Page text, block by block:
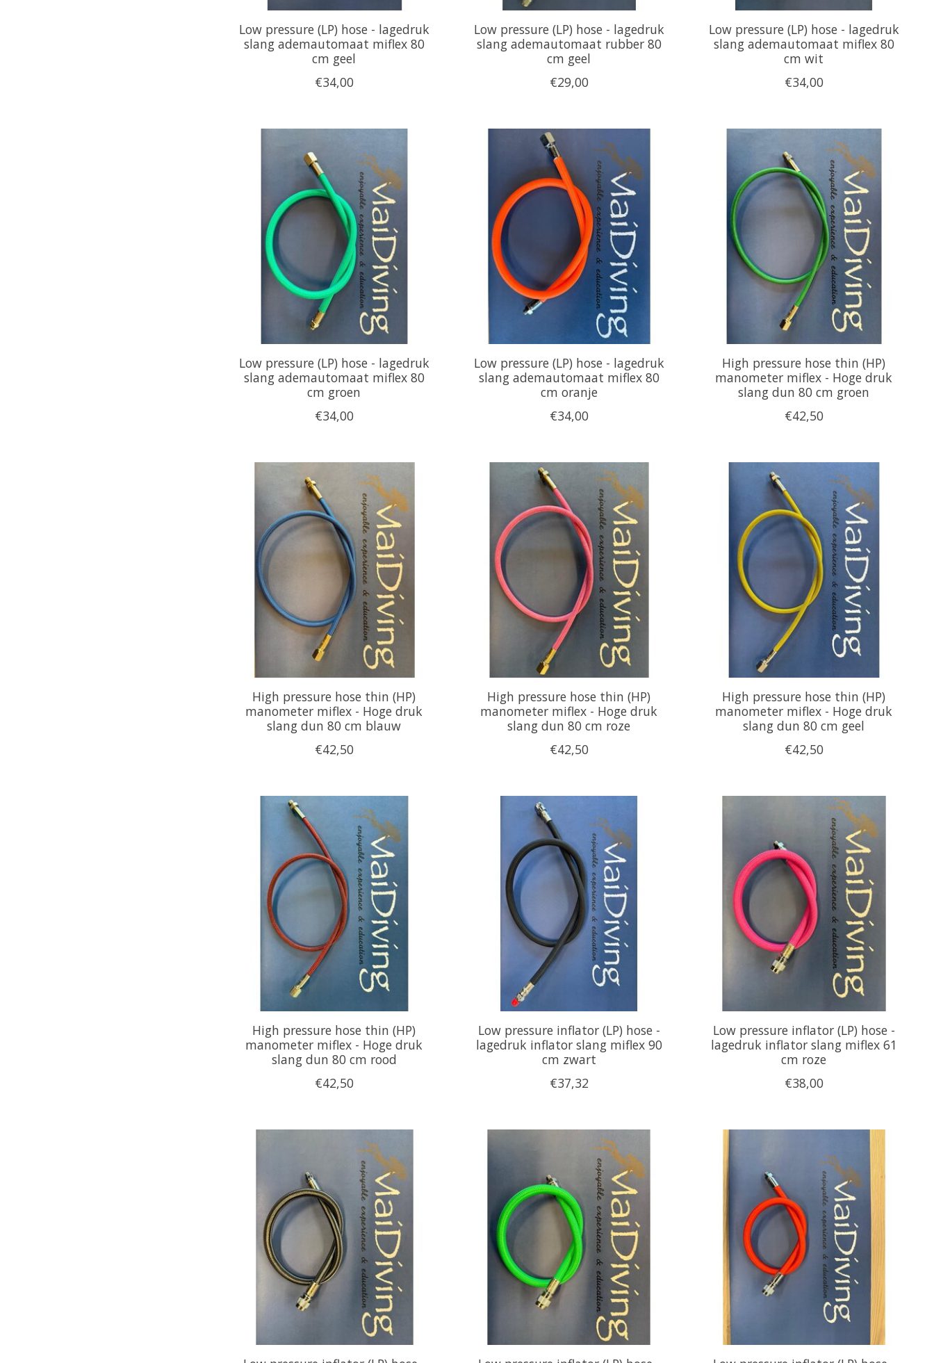
Low pressure (LP) hose - lagedruk
slang ademautomaat miflex 80
cm geel
€34,00
Low pressure (LP) hose - lagedruk
slang ademautomaat rubber 80
cm geel
€29,00
Low pressure (LP) hose - lagedruk
slang ademautomaat miflex 80
cm wit
€34,00
Low pressure (LP) hose - lagedruk
slang ademautomaat miflex 80
cm groen
€34,00
Low pressure (LP) hose - lagedruk
slang ademautomaat miflex 80
cm oranje
€34,00
High pressure hose thin (HP)
manometer miflex - Hoge druk
slang dun 80 cm groen
€42,50
High pressure hose thin (HP)
manometer miflex - Hoge druk
slang dun 80 cm blauw
€42,50
High pressure hose thin (HP)
manometer miflex - Hoge druk
slang dun 80 cm roze
€42,50
High pressure hose thin (HP)
manometer miflex - Hoge druk
slang dun 80 cm geel
€42,50
High pressure hose thin (HP)
manometer miflex - Hoge druk
slang dun 80 cm rood
€42,50
Low pressure inflator (LP) hose -
lagedruk inflator slang miflex 90
cm zwart
€37,32
Low pressure inflator (LP) hose -
lagedruk inflator slang miflex 61
cm roze
€38,00